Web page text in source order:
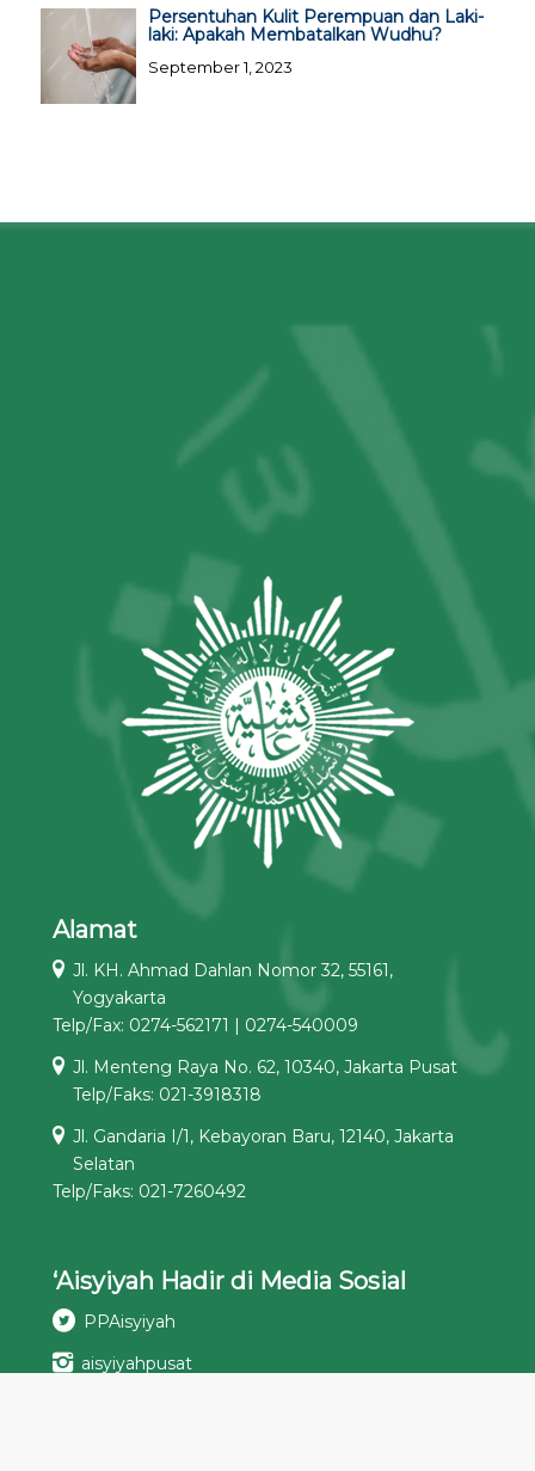
Persentuhan Kulit Perempuan dan Laki-
laki: Apakah Membatalkan Wudhu?
September 1, 2023
Alamat
Jl. KH. Ahmad Dahlan Nomor 32, 55161,
Yogyakarta
Telp/Fax: 0274-562171 | 0274-540009
Jl. Menteng Raya No. 62, 10340, Jakarta Pusat
Telp/Faks: 021-3918318
Jl. Gandaria I/1, Kebayoran Baru, 12140, Jakarta
Selatan
Telp/Faks: 021-7260492
‘Aisyiyah Hadir di Media Sosial
PPAisyiyah
aisyiyahpusat